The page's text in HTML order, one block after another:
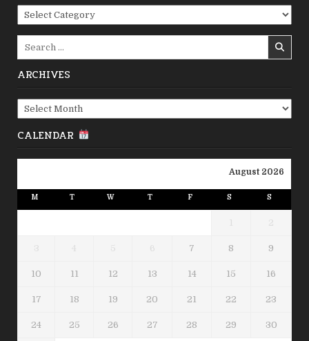
Categories
ARCHIVES
Archives
CALENDAR
August 2026
M T W T F S S
1 2
3 4 5 6 7 8 9
10 11 12 13 14 15 16
17 18 19 20 21 22 23
24 25 26 27 28 29 30